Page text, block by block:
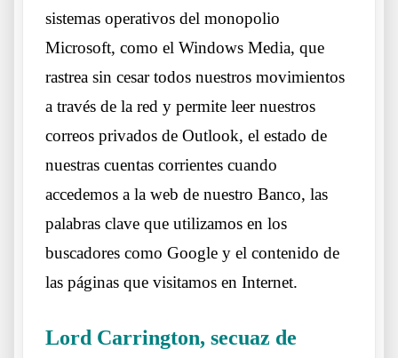
sistemas operativos del monopolio
Microsoft, como el Windows Media, que
rastrea sin cesar todos nuestros movimientos
a través de la red y permite leer nuestros
correos privados de Outlook, el estado de
nuestras cuentas corrientes cuando
accedemos a la web de nuestro Banco, las
palabras clave que utilizamos en los
buscadores como Google y el contenido de
las páginas que visitamos en Internet.
Lord Carrington, secuaz de